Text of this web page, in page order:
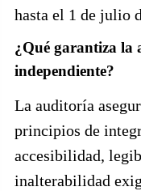
hasta el 1 de julio
¿Qué garantiza la
independiente?
La auditoría
principios de
accesibilidad,
inalterabilidad